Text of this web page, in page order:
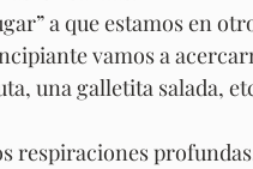
a que estamos en
vamos a
una galletita salada,
respiraciones